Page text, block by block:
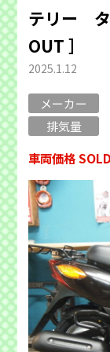
テリー
OUT ］
2025.1.12
メーカー
排気量
車両価格